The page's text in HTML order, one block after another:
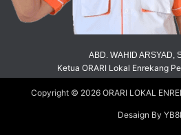
ABD. WAHID ARSYAD,
Ketua ORARI Lokal Enrekang
Copyright © 2026 ORARI LOKAL
Desaign By